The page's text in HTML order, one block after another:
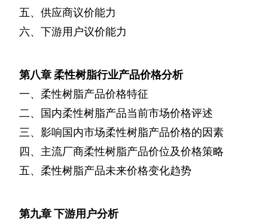
五、供应商议价能力
六、下游用户议价能力
第八章柔性树脂行业产品价格分析
一、柔性树脂产品价格特征
二、国内柔性树脂产品当前市场价格评述
三、影响国内市场柔性树脂产品价格的因素
四、主流厂商柔性树脂产品价位及价格策略
五、柔性树脂产品未来价格变化趋势
第九章下游用户分析